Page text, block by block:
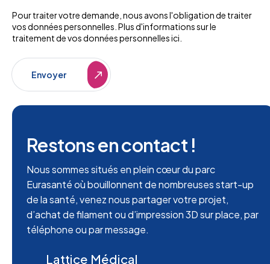
Pour traiter votre demande, nous avons l'obligation de traiter
vos données personnelles. Plus d'informations sur le
traitement de vos données personnellesici
Envoyer
Restons en contact !
Nous sommes situés en plein cœur du parc
Eurasanté où bouillonnent de nombreuses start-up
de la santé, venez nous partager votre projet,
d’achat de filament ou d’impression 3D sur place, par
téléphone ou par message.
Lattice Médical